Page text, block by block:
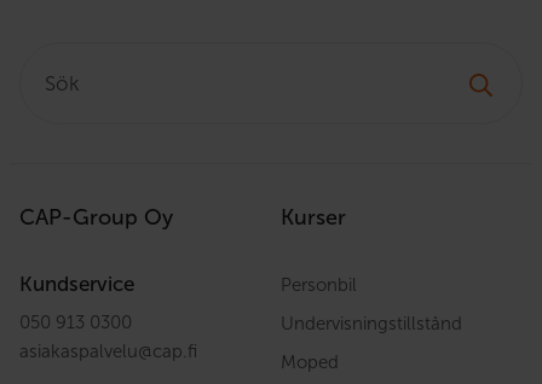
CAP-Group Oy
Kundservice
050 913 0300
asiakaspalvelu@cap.fi
Kurser
Personbil
Undervisningstillstånd
Moped